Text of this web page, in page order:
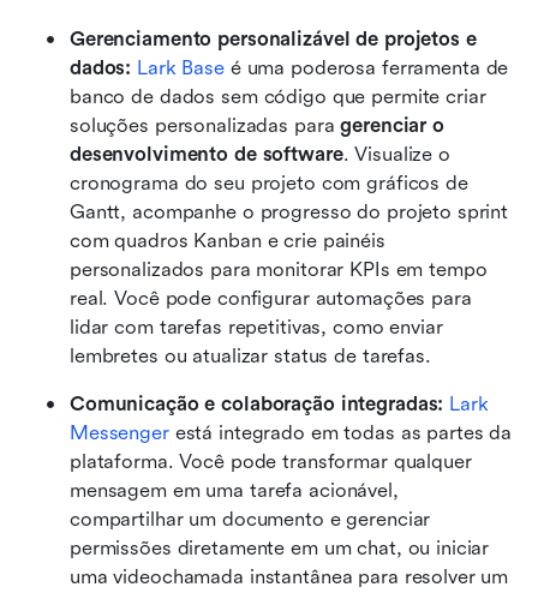
Gerenciamento personalizável de projetos e
dados: Lark Base é uma poderosa ferramenta de
banco de dados sem código que permite criar
soluções personalizadas para gerenciar o
desenvolvimento de software. Visualize o
cronograma do seu projeto com gráficos de
Gantt, acompanhe o progresso do projeto sprint
com quadros Kanban e crie painéis
personalizados para monitorar KPIs em tempo
real. Você pode configurar automações para
lidar com tarefas repetitivas, como enviar
lembretes ou atualizar status de tarefas.
Comunicação e colaboração integradas: Lark
Messenger está integrado em todas as partes da
plataforma. Você pode transformar qualquer
mensagem em uma tarefa acionável,
compartilhar um documento e gerenciar
permissões diretamente em um chat, ou iniciar
uma videochamada instantânea para resolver um